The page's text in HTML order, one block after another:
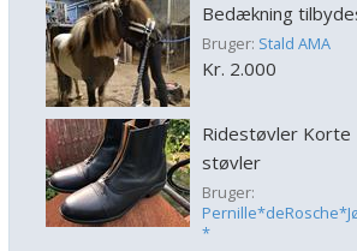
Bedækning
Bruger: Stald AMA
Kr. 2.000
Ridestøvler Korte
støvler
Bruger:
*